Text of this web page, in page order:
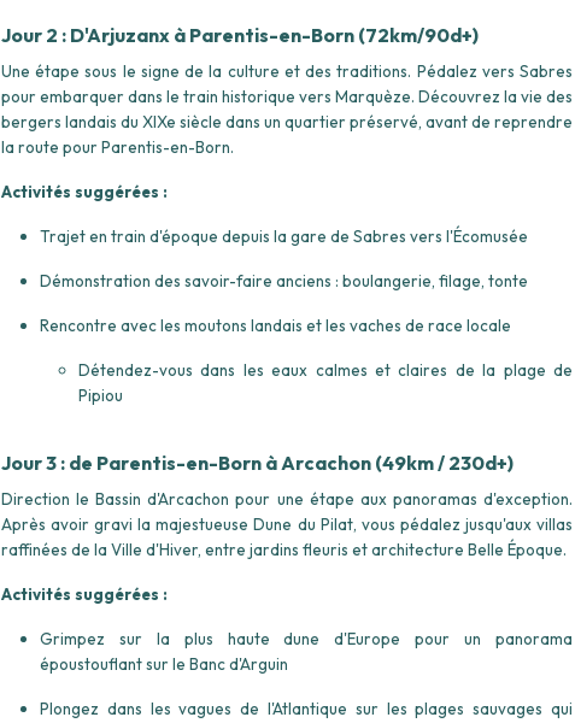
Jour 2 : D'Arjuzanx à Parentis-en-Born (72km/90d+)
Une étape sous le signe de la culture et des traditions. Pédalez vers Sabres
pour embarquer dans le train historique vers Marquèze. Découvrez la vie des
bergers landais du XIXe siècle dans un quartier préservé, avant de reprendre
la route pour Parentis-en-Born.
Activités suggérées :
Trajet en train d'époque depuis la gare de Sabres vers l'Écomusée
Démonstration des savoir-faire anciens : boulangerie, filage, tonte
Rencontre avec les moutons landais et les vaches de race locale
Détendez-vous dans les eaux calmes et claires de la plage de
Pipiou
Jour 3 : de Parentis-en-Born à Arcachon (49km / 230d+)
Direction le Bassin d'Arcachon pour une étape aux panoramas d'exception.
Après avoir gravi la majestueuse Dune du Pilat, vous pédalez jusqu'aux villas
raffinées de la Ville d'Hiver, entre jardins fleuris et architecture Belle Époque.
Activités suggérées :
Grimpez sur la plus haute dune d'Europe pour un panorama
époustouflant sur le Banc d'Arguin
Plongez dans les vagues de l'Atlantique sur les plages sauvages qui